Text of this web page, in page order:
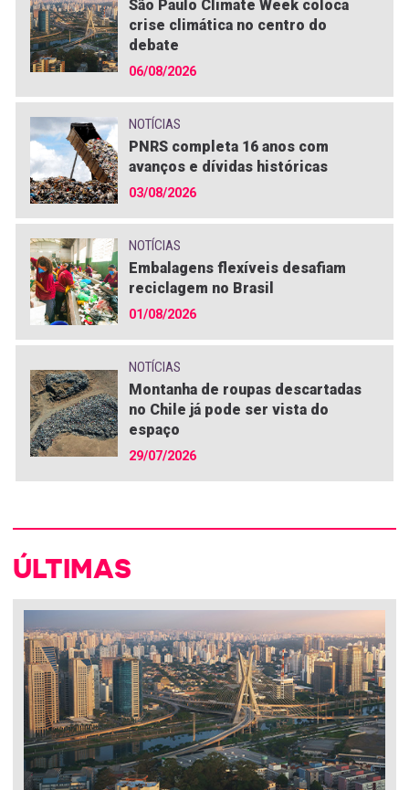
São Paulo Climate Week coloca
crise climática no centro do
debate
06/08/2026
NOTÍCIAS
PNRS completa 16 anos com
avanços e dívidas históricas
03/08/2026
NOTÍCIAS
Embalagens flexíveis desafiam
reciclagem no Brasil
01/08/2026
NOTÍCIAS
Montanha de roupas descartadas
no Chile já pode ser vista do
espaço
29/07/2026
ÚLTIMAS